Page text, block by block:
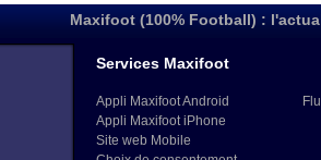
Maxifoot (100% Football) :
Services Maxifoot
Appli Maxifoot Android
Appli Maxifoot iPhone
Site web Mobile